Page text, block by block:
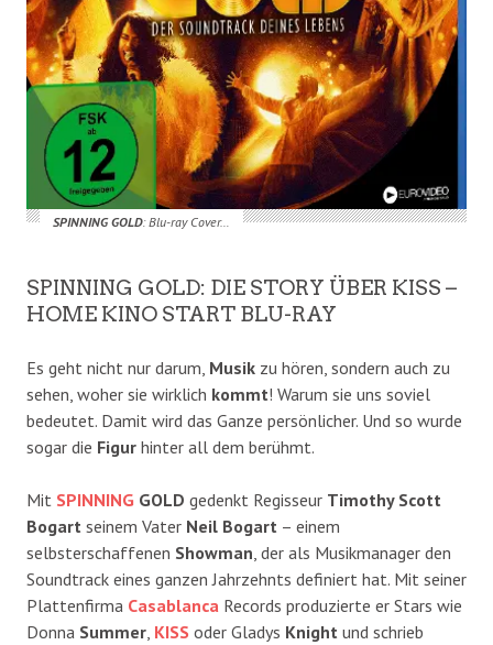
SPINNING GOLD: Blu-ray Cover…
SPINNING GOLD: DIE STORY ÜBER KISS –
HOME KINO START BLU-RAY
Es geht nicht nur darum, Musik zu hören, sondern auch zu
sehen, woher sie wirklich kommt! Warum sie uns soviel
bedeutet. Damit wird das Ganze persönlicher. Und so wurde
sogar die Figur hinter all dem berühmt.
Mit SPINNING GOLD gedenkt Regisseur Timothy Scott
Bogart seinem Vater Neil Bogart – einem
selbsterschaffenen Showman , der als Musikmanager den
Soundtrack eines ganzen Jahrzehnts definiert hat. Mit seiner
Plattenfirma Casablanca Records produzierte er Stars wie
Donna Summer KISS oder Gladys Knight und schrieb